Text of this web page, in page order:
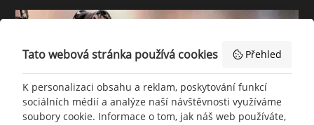
Tato webová stránka používá cookies Přehled
K personalizaci obsahu a reklam, poskytování funkcí
sociálních médií a analýze naší návštěvnosti využíváme
soubory cookie. Informace o tom, jak náš web používáte,